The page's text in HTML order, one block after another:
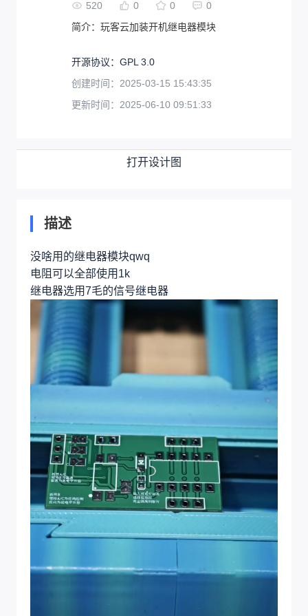
520 0 0
0
简介： 玩客云加装开机继电器模块
开源协议： GPL 3.0
创建时间： 2025-03-15 15:43:35
更新时间： 2025-06-10 09:51:33
打开设计图
描述
没啥用的继电器模块qwq
电阻可以全部使用1k
继电器选用7毛的信号继电器